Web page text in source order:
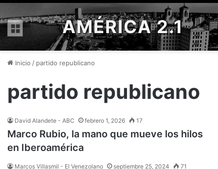
Menú AMÉRICA 2.1
Inicio / partido republicano
partido republicano
David Alandete - ABC febrero 1, 2026 17
Marco Rubio, la mano que mueve los hilos
en Iberoamérica
Marcos Villasmil - El Venezolano septiembre 25, 2024 71